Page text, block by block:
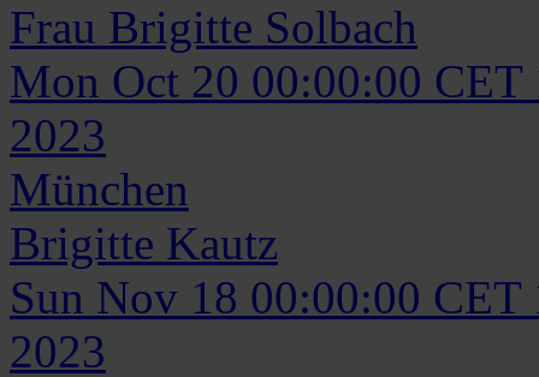
Frau Brigitte Solbach
Mon Oct 20 00:00:00 CET
2023
München
Brigitte Kautz
Sun Nov 18 00:00:00 CET
2023